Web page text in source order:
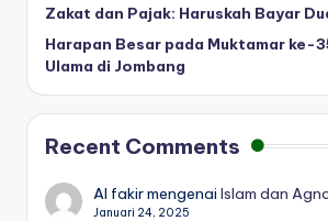
Zakat dan Pajak: Haruskah Bayar
Harapan Besar pada Muktamar ke-
Ulama di Jombang
Recent Comments
Al fakirmengenaiIslam dan
Januari 24, 2025